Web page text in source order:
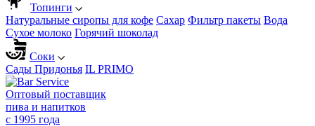
Топинги
Натуральные сиропы для кофе Сахар Фильтр пакеты Вода
Сухое молоко Горячий шоколад
Соки
Сады Придонья IL PRIMO
Оптовый поставщик
пива и напитков
с 1995 года